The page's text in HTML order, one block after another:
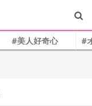
#美人好奇心 #